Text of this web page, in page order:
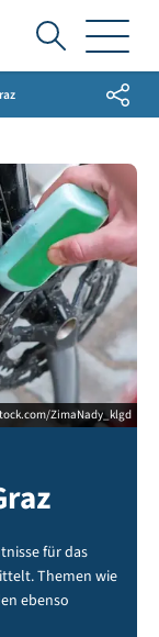
Ich
suche...Share
ZimaNady_klgd
für das
Themen wie
ebenso